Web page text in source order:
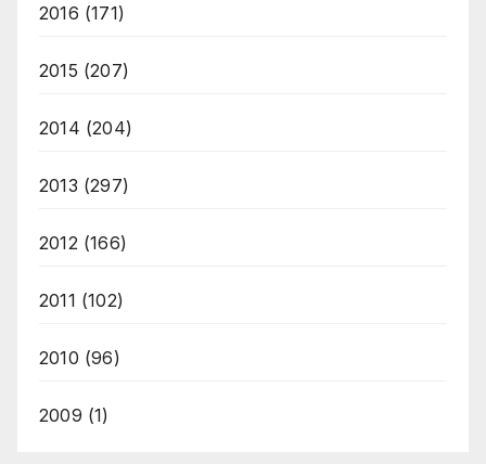
2016 (171)
2015 (207)
2014 (204)
2013 (297)
2012 (166)
2011 (102)
2010 (96)
2009 (1)